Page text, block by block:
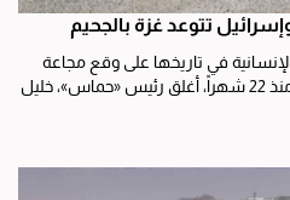
تتوعد غزة بالجحيم
في تاريخها على وقع مجاعة
قاسية وحرب إبادة تشنها إسرائيل منذ 22 شهراً، أغلق رئيس «حماس»، خليل